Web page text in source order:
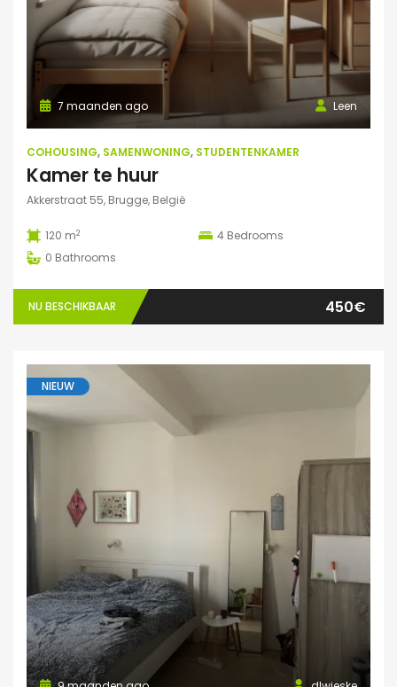
Leen
7 maanden ago
COHOUSING, SAMENWONING, STUDENTENKAMER
Kamer te huur
Akkerstraat 55, Brugge, België
120 m2 4 Bedrooms
0 Bathrooms
NU BESCHIKBAAR 450€
NIEUW